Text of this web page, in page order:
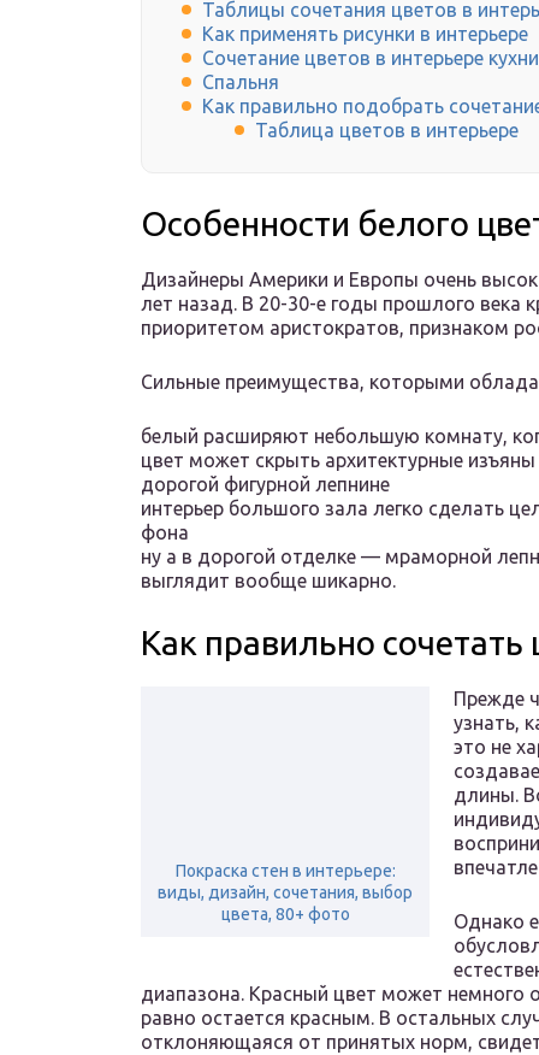
Таблицы сочетания цветов в
Как применять рисунки в интерьере
Сочетание цветов в интерьере кухни
Спальня
Как правильно подобрать
Таблица цветов в интерьере
Особенности белого
Дизайнеры Америки и Европы очень
лет назад. В 20-30-е годы прошлого века
приоритетом аристократов, признаком
Сильные преимущества, которыми
белый расширяют небольшую комнату,
цвет может скрыть архитектурные
дорогой фигурной лепнине
интерьер большого зала легко сделать
фона
ну а в дорогой отделке — мраморной
выглядит вообще шикарно.
Как правильно сочетать
Покраска стен в интерьере:
виды, дизайн, сочетания, выбор
цвета, 80+ фото
Прежде
узнать,
это не
длины.
Однако
диапазона. Красный цвет может немного
равно остается красным. В остальных
отклоняющаяся от принятых норм,